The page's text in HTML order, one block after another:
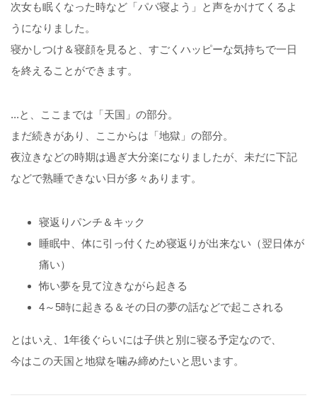
次女も眠くなった時など「パパ寝よう」と声をかけてくるよ
うになりました。
寝かしつけ＆寝顔を見ると、すごくハッピーな気持ちで一日
を終えることができます。
...と、ここまでは「天国」の部分。
まだ続きがあり、ここからは「地獄」の部分。
夜泣きなどの時期は過ぎ大分楽になりましたが、未だに下記
などで熟睡できない日が多々あります。
寝返りパンチ＆キック
睡眠中、体に引っ付くため寝返りが出来ない（翌日体が
痛い）
怖い夢を見て泣きながら起きる
4～5時に起きる＆その日の夢の話などで起こされる
とはいえ、1年後ぐらいには子供と別に寝る予定なので、
今はこの天国と地獄を噛み締めたいと思います。